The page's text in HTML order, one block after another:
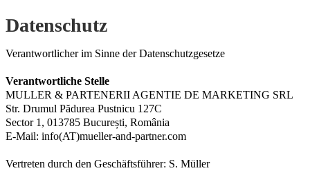
Datenschutz
Verantwortlicher im Sinne der Datenschutzgesetze
Verantwortliche Stelle
MULLER & PARTENERII AGENTIE DE MARKETING SRL
Str. Drumul Pădurea Pustnicu 127C
Sector 1, 013785 București, România
E-Mail: info(AT)mueller-and-partner.com
Vertreten durch den Geschäftsführer: S. Müller